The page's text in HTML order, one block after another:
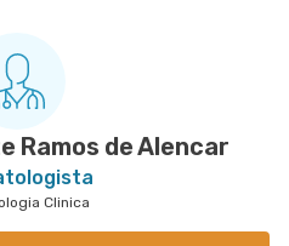
Ramos de Alencar
Clinica